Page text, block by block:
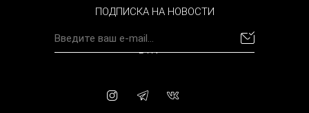
BYN
ПОДПИСКА НА НОВОСТИ